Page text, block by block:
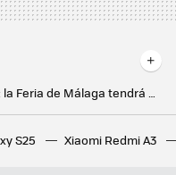
Dejé que la IA de Gemini organizara mi día a día durante una semana: he descubierto para qué es increíblemente útil
Hay un problema con PlayStation en el 62% de los países que explica por qué el fin del formato físico traerá nuevas dificultades a millones de jugadores
S25 Xiaomi Redmi A3